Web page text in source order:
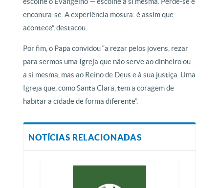
encontra-se. A experiência mostra: é assim que
acontece”, destacou.
Por fim, o Papa convidou “a rezar pelos jovens, rezar
para sermos uma Igreja que não serve ao dinheiro ou
a si mesma, mas ao Reino de Deus e à sua justiça. Uma
Igreja que, como Santa Clara, tem a coragem de
habitar a cidade de forma diferente”.
NOTÍCIAS RELACIONADAS